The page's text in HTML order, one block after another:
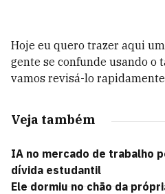
Hoje eu quero trazer aqui
gente se confunde usando o
vamos revisá-lo
Veja também
IA no mercado de trabalho
dívida estudantil
Ele dormiu no chão da